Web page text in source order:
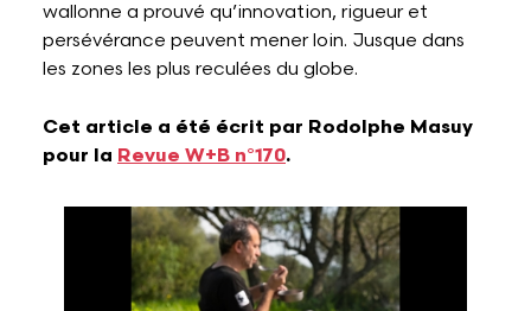
wallonne a prouvé qu’innovation, rigueur et
persévérance peuvent mener loin. Jusque dans
les zones les plus reculées du globe.
Cet article a été écrit par Rodolphe Masuy
pour la Revue W+B n°170.